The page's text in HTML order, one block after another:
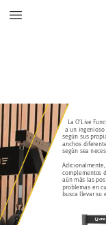
La O’Live
a un ingenioso
según sus
anchos
según sea
Adicionalmente,
complementos
aún más las
problemas en
busca llevar su